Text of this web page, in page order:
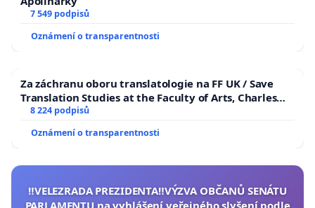
7 549 podpisů
Oznámení o transparentnosti
Za záchranu oboru translatologie na FF UK / Save
Translation Studies at the Faculty of Arts, Charles
University
8 224 podpisů
Oznámení o transparentnosti
‼️VELEZRADA PREZIDENTA‼️VÝZVA OBČANŮ SENÁTU
PARLAMENTU na vyhlášení veřejného slyšení podle